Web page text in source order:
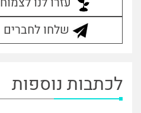
שלחו לחברים
לכתבות נוספות